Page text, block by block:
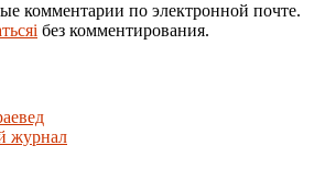
комментарии по электронной почте.
без комментирования.
журнал